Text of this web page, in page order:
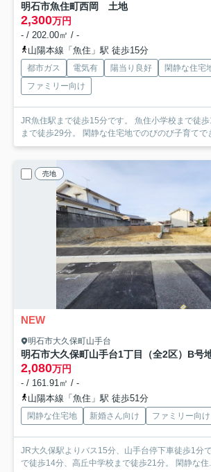
明石市魚住町西岡 土地
2,300万円
- / 202.00㎡ / -
山陽本線「魚住」駅 徒歩15分
都市ガス 電気有 陽当り良好 閑静な住宅
ファミリー向け
JR魚住駅まで徒歩15分です。 魚住小学校まで徒
まで徒歩29分。 閑静な住宅地でのびのび子育てで
売地
NEW
明石市大久保町山手台
2,080万円
- / 161.91㎡ / -
山陽本線「魚住」駅 徒歩51分
閑静な住宅地 新婚さん向け ファミリー向け
JR大久保駅よりバス15分、山手台停下車徒歩1分
で徒歩14分、高丘中学校まで徒歩21分。 閑静な住